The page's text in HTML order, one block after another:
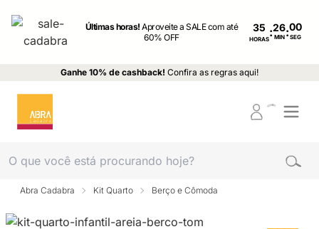
Últimas horas!Aproveite a SALE com até
60% OFF
35
HORAS: MIN : SEG
Ganhe 10% de cashback! Confira as regras aqui!
Abra Cadabra Kit Quarto Berço e Cômoda